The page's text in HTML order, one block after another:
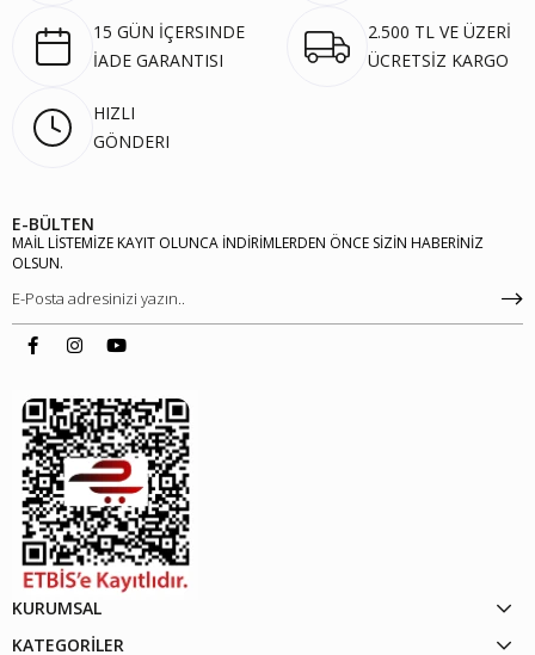
15 GÜN İÇERSINDE
İADE GARANTISI
2.500 TL VE ÜZERİ
ÜCRETSİZ KARGO
HIZLI
GÖNDERI
E-BÜLTEN
MAİL LİSTEMİZE KAYIT OLUNCA İNDİRİMLERDEN ÖNCE SİZİN HABERİNİZ
OLSUN.
KURUMSAL
KATEGORİLER